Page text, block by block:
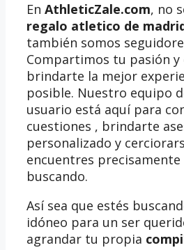
En AthleticZale.com, no
regalo atletico de
también somos
Compartimos tu pasión y
brindarte la mejor
posible. Nuestro equipo
usuario está aquí para
cuestiones , brindarte
personalizado y
encuentres precisamente
buscando.
Así sea que estés
idóneo para un ser
agrandar tu propia